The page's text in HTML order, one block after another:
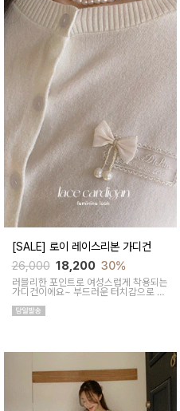
[SALE] 로이 레이스리본 가디건
26,000 18,200 30%
러블리한 포인트로 여성스럽게 착용되는
가디건이에요~ 부드러운 터치감으로 피